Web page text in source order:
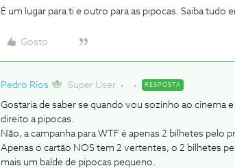
É um lugar para ti e outro para as pipocas. Saiba
Gosto
Pedro Rios Super User RESPOSTA
Gostaria de saber se quando vou sozinho ao cinema
direito a pipocas.
Não, a campanha para WTF é apenas 2 bilhetes pelo
Apenas o cartão NOS tem 2 vertentes, o 2 bilhetes
mais um balde de pipocas pequeno.